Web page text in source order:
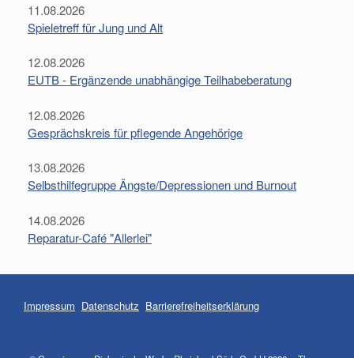
11.08.2026
Spieletreff für Jung und Alt
12.08.2026
EUTB - Ergänzende unabhängige Teilhabeberatung
12.08.2026
Gesprächskreis für pflegende Angehörige
13.08.2026
Selbsthilfegruppe Ängste/Depressionen und Burnout
14.08.2026
Reparatur-Café "Allerlei"
Impressum Datenschutz Barrierefreiheitserklärung